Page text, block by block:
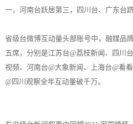
一，河南台跃居第三，四川台、广东台跻
省级台微博互动量头部账号中，融媒品
五席，分别是江苏台@荔枝新闻、四川
视频、河南台@大象新闻、上海台@看
@四川观察全年互动量破千万。